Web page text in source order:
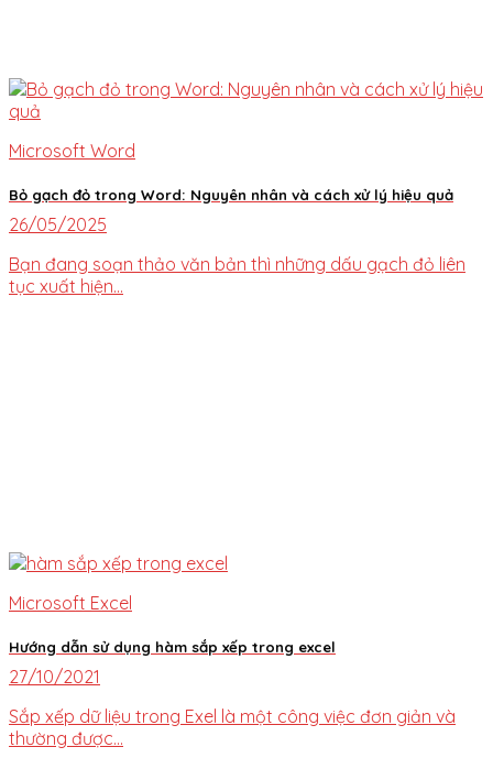
Microsoft Word
Bỏ gạch đỏ trong Word: Nguyên nhân và cách xử lý hiệu quả
26/05/2025
Bạn đang soạn thảo văn bản thì những dấu gạch đỏ liên
tục xuất hiện...
Microsoft Excel
Hướng dẫn sử dụng hàm sắp xếp trong excel
27/10/2021
Sắp xếp dữ liệu trong Exel là một công việc đơn giản và
thường được...